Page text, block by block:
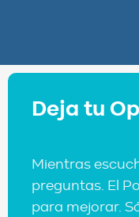
Deja tu
Mientras
preguntas. El
para mejorar.